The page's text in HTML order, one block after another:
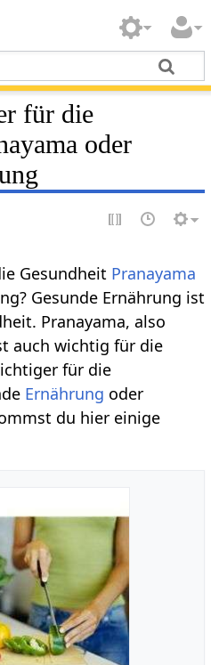
für die
oder
Gesundheit Pranayama
Gesunde Ernährung ist
Pranayama, also
auch wichtig für die
für die
Ernährung oder
du hier einige